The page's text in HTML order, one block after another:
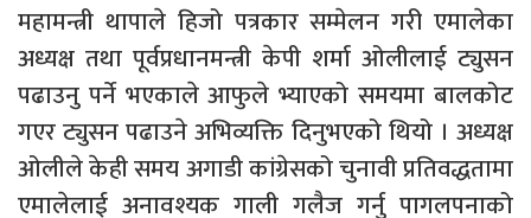
महामन्त्री थापाले हिजो पत्रकार सम्मेलन गरी एमालेका
अध्यक्ष तथा पूर्वप्रधानमन्त्री केपी शर्मा ओलीलाई ट्युसन
पढाउनु पर्ने भएकाले आफुले भ्याएको समयमा बालकोट
गएर ट्युसन पढाउने अभिव्यक्ति दिनुभएको थियो । अध्यक्ष
ओलीले केही समय अगाडी कांग्रेसको चुनावी प्रतिवद्धतामा
एमालेलाई अनावश्यक गाली गलैज गर्नु पागलपनाको